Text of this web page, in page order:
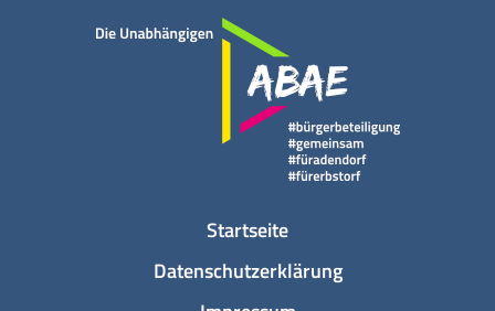
Startseite
Datenschutzerklärung